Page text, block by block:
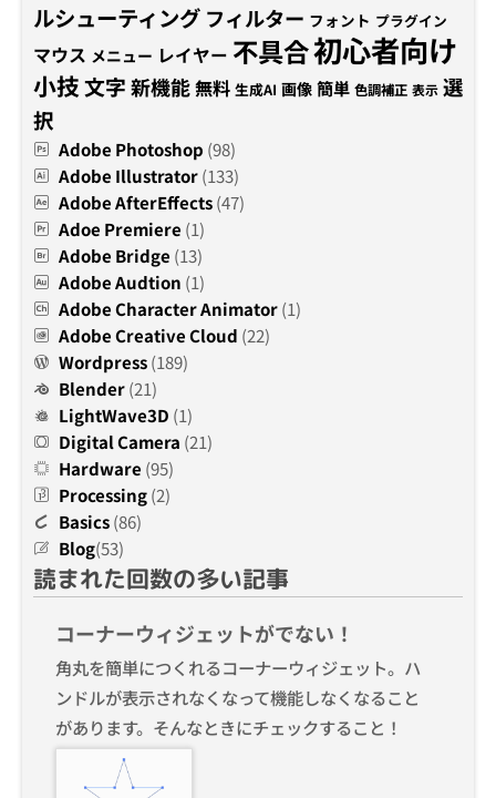
ルシューティング フィルター フォント プラグイン
マウス メニュー レイヤー 不具合初心者向け
小技文字新機能無料 生成AI 画像 簡単 色調補正 表示 選
択
Adobe Photoshop (98)
Adobe Illustrator(133)
Adobe AfterEffects(47)
Adoe Premiere (1)
Adobe Bridge (13)
Adobe Audtion (1)
Adobe Character Animator(1)
Adobe Creative Cloud (22)
Wordpress(189)
Blender(21)
LightWave3D (1)
Digital Camera (21)
Hardware (95)
Processing(2)
Basics(86)
Blog(53)
読まれた回数の多い記事
コーナーウィジェットがでない！
角丸を簡単につくれるコーナーウィジェット。ハ
ンドルが表示されなくなって機能しなくなること
があります。そんなときにチェックすること！